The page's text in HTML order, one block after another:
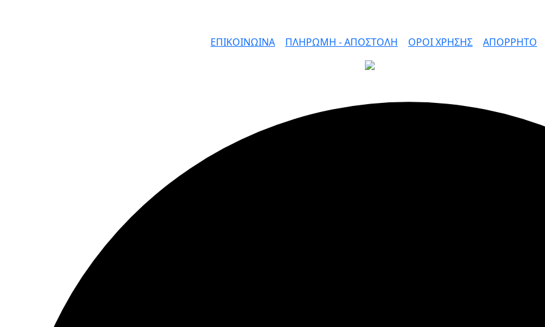
ΕΠΙΚΟΙΝΩΙΝΑ ΠΛΗΡΩΜΗ - ΑΠΟΣΤΟΛΗ ΟΡΟΙ ΧΡΗΣΗΣ ΑΠΟΡΡΗΤΟ